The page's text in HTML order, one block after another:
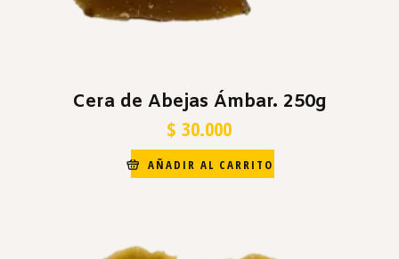
Cera de Abejas Ámbar. 250g
$ 30.000
AÑADIR AL CARRITO